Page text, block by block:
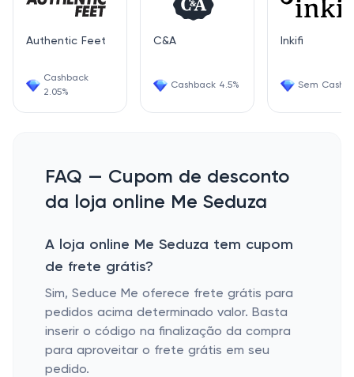
Authentic Feet
Cashback
2.05%
C&A
Cashback 4.5%
Inkifi
Sem
FAQ — Cupom de desconto
da loja online Me Seduza
A loja online Me Seduza tem cupom
de frete grátis?
Sim, Seduce Me oferece frete grátis para
pedidos acima determinado valor. Basta
inserir o código na finalização da compra
para aproveitar o frete grátis em seu
pedido.